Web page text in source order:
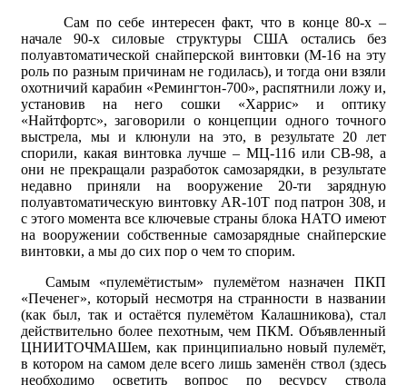
Сам по себе интересен факт, что в конце 80-х –
начале 90-х силовые структуры США остались без
полуавтоматической снайперской винтовки (М-16 на эту
роль по разным причинам не годилась), и тогда они взяли
охотничий карабин «Ремингтон-700», распятнили ложу и,
установив на него сошки «Харрис» и оптику
«Найтфортс», заговорили о концепции одного точного
выстрела, мы и клюнули на это, в результате 20 лет
спорили, какая винтовка лучше – МЦ-116 или СВ-98, а
они не прекращали разработок самозарядки, в результате
недавно приняли на вооружение 20-ти зарядную
полуавтоматическую винтовку AR-10T под патрон 308, и
с этого момента все ключевые страны блока НАТО имеют
на вооружении собственные самозарядные снайперские
винтовки, а мы до сих пор о чем то спорим.
Самым «пулемётистым» пулемётом назначен ПКП
«Печенег», который несмотря на странности в названии
(как был, так и остаётся пулемётом Калашникова), стал
действительно более пехотным, чем ПКМ. Объявленный
ЦНИИТОЧМАШем, как принципиально новый пулемёт,
в котором на самом деле всего лишь заменён ствол (здесь
необходимо осветить вопрос по ресурсу ствола